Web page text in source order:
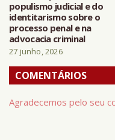
populismo judicial e do
identitarismo sobre o
processo penal e na
advocacia criminal
27 junho, 2026
COMENTÁRIOS
Agradecemos pelo seu